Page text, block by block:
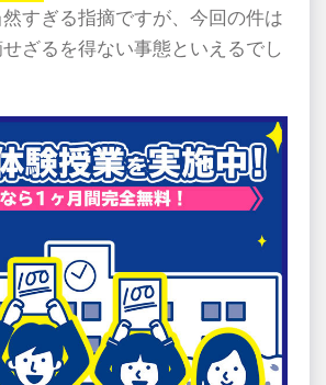
すぎる指摘ですが、今回の件は
ざるを得ない事態といえるでし